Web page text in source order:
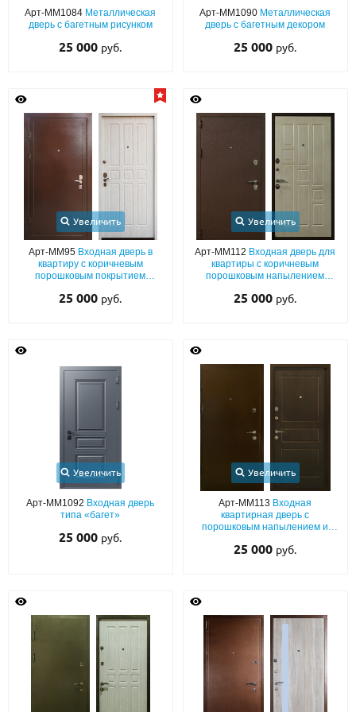
Арт-ММ1084 Металлическая
дверь с багетным рисунком
25 000 руб.
Арт-ММ1090 Металлическая
дверь с багетным декором
25 000 руб.
Увеличить
Арт-ММ95 Входная дверь в
квартиру с коричневым
порошковым покрытием
МДФ (с теплоизоляцией)
25 000 руб.
Увеличить
Арт-ММ112 Входная дверь для
квартиры с коричневым
порошковым напылением
25 000 руб.
Увеличить
Арт-ММ1092 Входная дверь
типа «багет»
25 000 руб.
Увеличить
Арт-ММ113 Входная
квартирная дверь с
порошковым напылением и
со звукоизоляцией
25 000 руб.